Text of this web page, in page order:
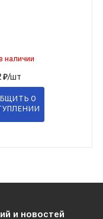
наличии
₽/шт
О
и новостей